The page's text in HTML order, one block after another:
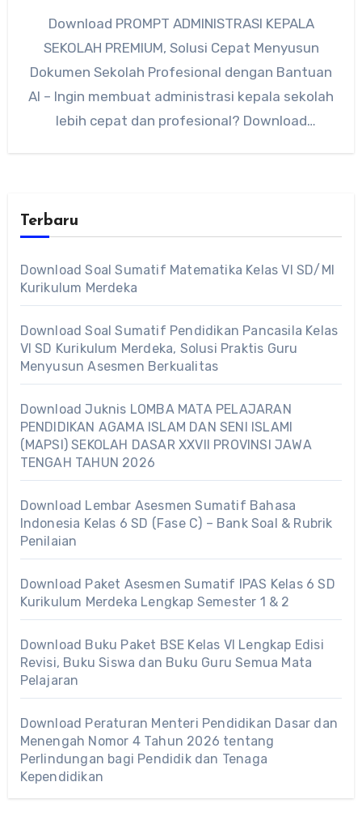
Download PROMPT ADMINISTRASI KEPALA
SEKOLAH PREMIUM, Solusi Cepat Menyusun
Dokumen Sekolah Profesional dengan Bantuan
AI – Ingin membuat administrasi kepala sekolah
lebih cepat dan profesional? Download
Terbaru
Download Soal Sumatif Matematika Kelas VI SD/MI
Kurikulum Merdeka
Download Soal Sumatif Pendidikan Pancasila Kelas
VI SD Kurikulum Merdeka, Solusi Praktis Guru
Menyusun Asesmen Berkualitas
Download Juknis LOMBA MATA PELAJARAN
PENDIDIKAN AGAMA ISLAM DAN SENI ISLAMI
(MAPSI) SEKOLAH DASAR XXVII PROVINSI JAWA
TENGAH TAHUN 2026
Download Lembar Asesmen Sumatif Bahasa
Indonesia Kelas 6 SD (Fase C) – Bank Soal & Rubrik
Penilaian
Download Paket Asesmen Sumatif IPAS Kelas 6 SD
Kurikulum Merdeka Lengkap Semester 1 & 2
Download Buku Paket BSE Kelas VI Lengkap Edisi
Revisi, Buku Siswa dan Buku Guru Semua Mata
Pelajaran
Download Peraturan Menteri Pendidikan Dasar dan
Menengah Nomor 4 Tahun 2026 tentang
Perlindungan bagi Pendidik dan Tenaga
Kependidikan